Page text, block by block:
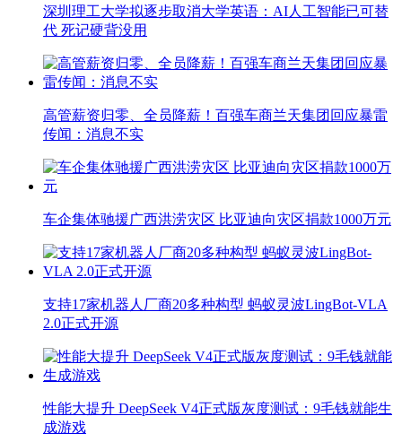
深圳理工大学拟逐步取消大学英语：AI人工智能已可替
代 死记硬背没用
高管薪资归零、全员降薪！百强车商兰天集团回应暴雷
传闻：消息不实
车企集体驰援广西洪涝灾区 比亚迪向灾区捐款1000万元
支持17家机器人厂商20多种构型 蚂蚁灵波LingBot-VLA
2.0正式开源
性能大提升 DeepSeek V4正式版灰度测试：9毛钱就能生
成游戏